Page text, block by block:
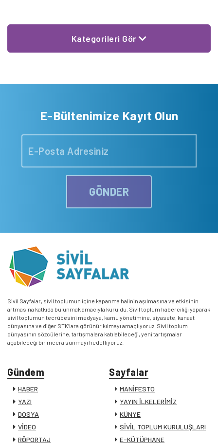
Kategorileri Gör
E-Bültenimize Kayıt Olun
GÖNDER
Sivil Sayfalar, sivil toplumun içine kapanma halinin aşılmasına ve etkisinin
artmasına katkıda bulunmak amacıyla kuruldu. Sivil toplum haberciliği yaparak
sivil toplumun tecrübesini medyaya, kamu yönetimine, siyasete, kanaat
dünyasına ve diğer STK’lara görünür kılmayı amaçlıyoruz. Sivil toplum
dünyasının sözcülerine, tartışmalara katılabileceği, yeni tartışmalar
açabileceği bir mecra sunmayı hedefliyoruz.
Gündem
HABER
YAZI
DOSYA
VİDEO
RÖPORTAJ
Sayfalar
MANİFESTO
YAYIN İLKELERİMİZ
KÜNYE
SİVİL TOPLUM KURULUŞLARI
E-KÜTÜPHANE